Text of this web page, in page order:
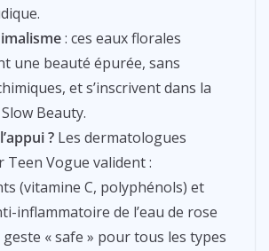
: ces eaux florales
une beauté épurée, sans
et s’inscrivent dans la
Beauty.
? Les dermatologues
Teen Vogue valident :
(vitamine C, polyphénols) et
inflammatoire de l’eau de rose
« safe » pour tous les types